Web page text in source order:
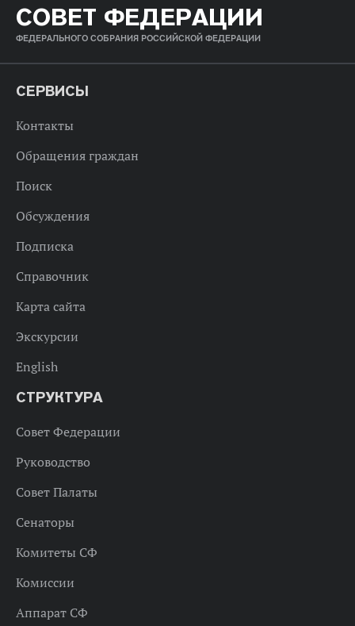
СОВЕТ ФЕДЕРАЦИИ
ФЕДЕРАЛЬНОГО СОБРАНИЯ РОССИЙСКОЙ ФЕДЕРАЦИИ
СЕРВИСЫ
Контакты
Обращения граждан
Поиск
Обсуждения
Подписка
Справочник
Карта сайта
Экскурсии
English
СТРУКТУРА
Совет Федерации
Руководство
Совет Палаты
Сенаторы
Комитеты СФ
Комиссии
Аппарат СФ